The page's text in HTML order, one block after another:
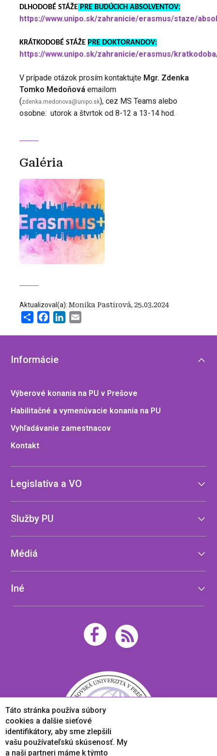
DLHODOBÉ STÁŽE PRE BUDÚCICH ABSOLVENTOV:
https://www.unipo.sk/zahranicie/erasmus/staze/
KRÁTKODOBÉ STÁŽE PRE DOKTORANDOV:
https://www.unipo.sk/zahranicie/erasmus/
V prípade otázok prosím kontaktujte Mgr. Zdenka
Tomko Medoňová emailom
(zdenka.medonova@unipo.sk), cez MS Teams alebo
osobne: utorok a štvrtok od 8-12 a 13-14 hod.
Galéria
Aktualizoval(a): Monika Pastirová, 25.03.2024
Share FacebookLinkedIn
Informácie
Výberové konania na PU v Prešove
Habilitačné a vymenúvacie konania na PU
Vyhľadávanie zamestnacov
Kontakt
Legislatíva a VO
Služby PU
Médiá
Iné
Táto stránka používa súbory
cookies a dalšie sieťové
identifikátory, aby sme zlepšili
vašu používateľskú skúsenosť. My
a naši partneri máme k týmto